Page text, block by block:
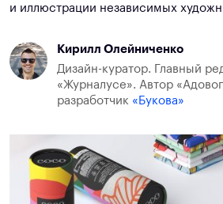
и иллюстрации независимых
Кирилл Олейниченко
Дизайн-куратор. Главный
«Журналусе». Автор
разработчик «Букова»